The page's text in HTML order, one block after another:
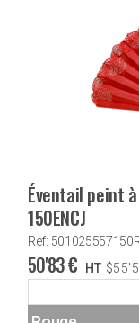
Éventail peint
150ENCJ
Ref:
50'83€ HT $